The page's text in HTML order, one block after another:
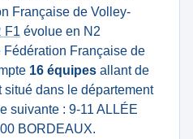
Française de Volley-
F1 évolue en N2
Française de
16 équipes allant de
situé dans le département
suivante : 9-11 ALLÉE
BORDEAUX.